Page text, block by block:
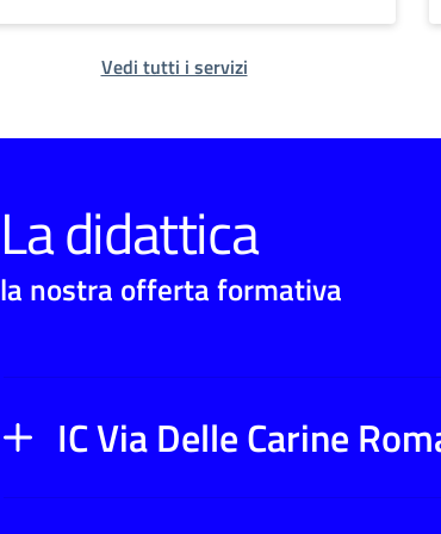
Vedi tutti i servizi
La didattica
la nostra offerta formativa
IC Via Delle Carine